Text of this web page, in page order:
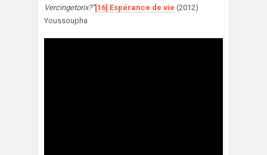
Vercingetorix?”[16] Espérance de vie (2012)
Youssoupha